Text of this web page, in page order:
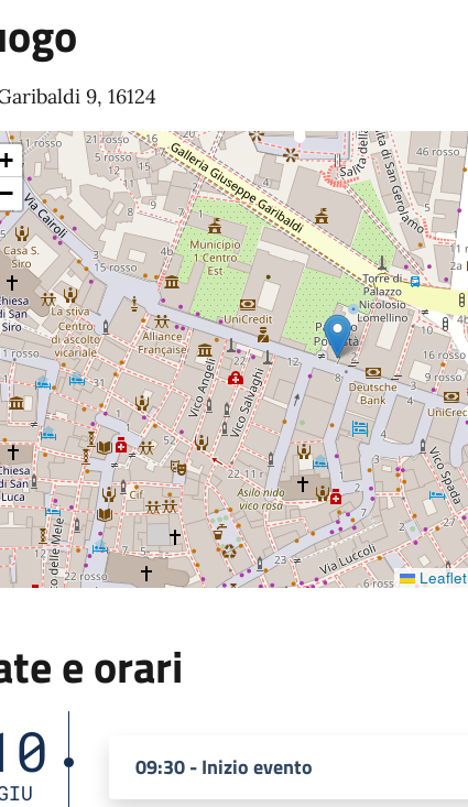
9, 16124
+
−
Leaflet
e orari
09:30 - Inizio evento